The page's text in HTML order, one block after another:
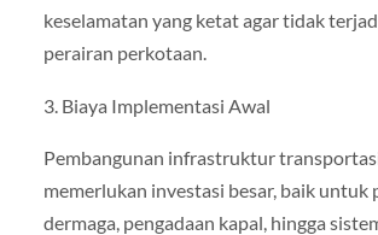
keselamatan yang ketat agar tidak
perairan perkotaan.
3. Biaya Implementasi Awal
Pembangunan infrastruktur
memerlukan investasi besar, baik untuk
dermaga, pengadaan kapal, hingga